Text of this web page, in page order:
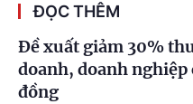
ĐỌC THÊM
Đề xuất giảm 30%
doanh, doanh nghiệp
đồng